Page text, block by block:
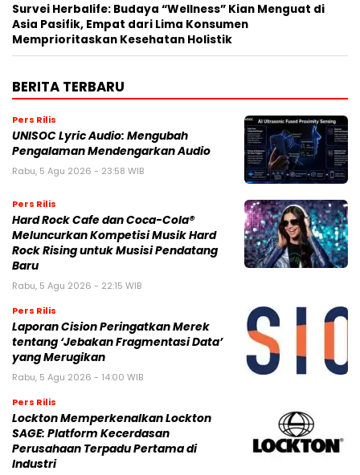
Survei Herbalife: Budaya “Wellness” Kian Menguat di
Asia Pasifik, Empat dari Lima Konsumen
Memprioritaskan Kesehatan Holistik
BERITA TERBARU
Pers Rilis
UNISOC Lyric Audio: Mengubah
Pengalaman Mendengarkan Audio
Rabu, 5 Agu 2026 - 23:58 WIB
Pers Rilis
Hard Rock Cafe dan Coca-Cola®
Meluncurkan Kompetisi Musik Hard
Rock Rising untuk Musisi Pendatang
Baru
Rabu, 5 Agu 2026 - 22:15 WIB
Pers Rilis
Laporan Cision Peringatkan Merek
tentang ‘Jebakan Fragmentasi Data’
yang Merugikan
Rabu, 5 Agu 2026 - 14:00 WIB
Pers Rilis
Lockton Memperkenalkan Lockton
SAGE: Platform Kecerdasan
Perusahaan Terpadu Pertama di
Industri